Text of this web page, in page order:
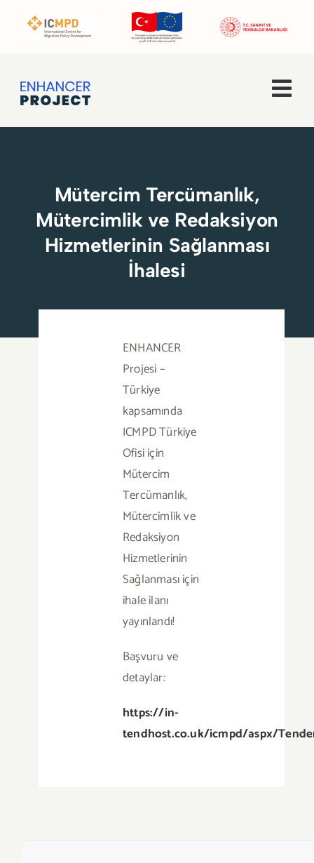
Faaliyetler
Enhancer Pro
Haberler
Basında Biz
Duyurular
Blog
İletişim
Türkçe
Mütercim Tercümanlık,
Mütercimlik ve Redaksiyon
Hizmetlerinin Sağlanması
İhalesi
ENHANCER
Projesi –
Türkiye
kapsamında
ICMPD Türkiye
Ofisi için
Mütercim
Tercümanlık,
Mütercimlik ve
Redaksiyon
Hizmetlerinin
Sağlanması için
ihale ilanı
yayınlandı!
Başvuru ve
detaylar:
https://in-
tendhost.co.uk/icmpd/aspx/